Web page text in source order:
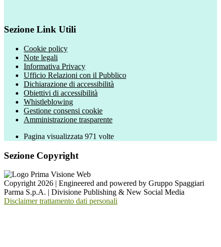
Sezione Link Utili
Cookie policy
Note legali
Informativa Privacy
Ufficio Relazioni con il Pubblico
Dichiarazione di accessibilità
Obiettivi di accessibilità
Whistleblowing
Gestione consensi cookie
Amministrazione trasparente
Pagina visualizzata 971 volte
Sezione Copyright
Copyright 2026 | Engineered and powered by Gruppo Spaggiari
Parma S.p.A. | Divisione Publishing & New Social Media
Disclaimer trattamento dati personali